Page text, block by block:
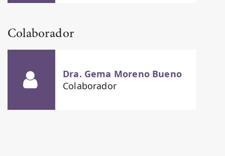
Colaborador
Dra. Gema Moreno Bueno
Colaborador